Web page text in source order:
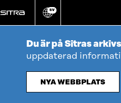
direkt
till
Ändra
språk
SV
Du är på Sitras
uppdaterad
NYA WEBBPLATS